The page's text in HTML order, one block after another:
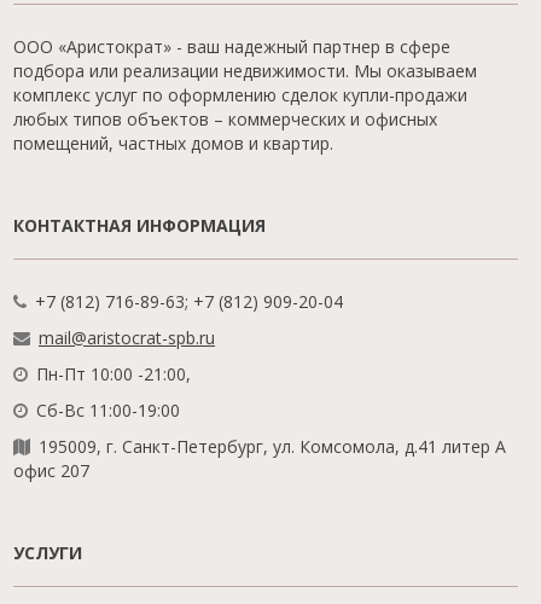
ООО «Аристократ» - ваш надежный партнер в сфере
подбора или реализации недвижимости. Мы оказываем
комплекс услуг по оформлению сделок купли-продажи
любых типов объектов – коммерческих и офисных
помещений, частных домов и квартир.
КОНТАКТНАЯ ИНФОРМАЦИЯ
+7 (812) 716-89-63; +7 (812) 909-20-04
mail@aristocrat-spb.ru
Пн-Пт 10:00 -21:00,
Сб-Вс 11:00-19:00
195009, г. Санкт-Петербург, ул. Комсомола, д.41 литер А
офис 207
УСЛУГИ